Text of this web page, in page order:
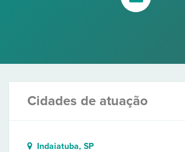
Cidades de atuação
Indaiatuba, SP